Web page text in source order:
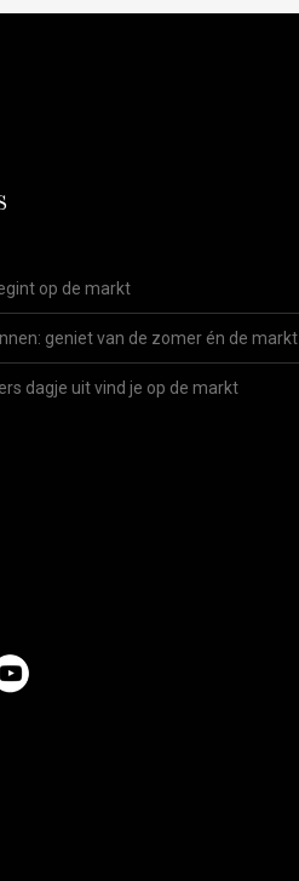
op de markt
geniet van de zomer én de markt
dagje uit vind je op de markt